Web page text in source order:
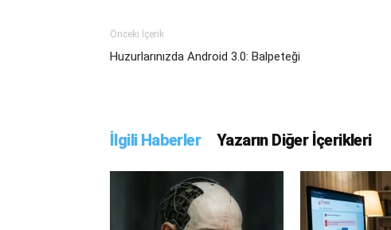
Önceki İçerik
Huzurlarınızda Android 3.0: Balpeteği
İlgili Haberler Yazarın Diğer İçerikleri